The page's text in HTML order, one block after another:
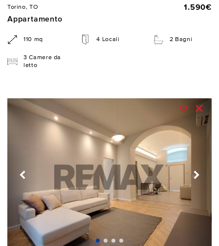
Torino, TO
1.590€
Appartamento
110 mq 4 Locali 2 Bagni
3 Camere da
letto